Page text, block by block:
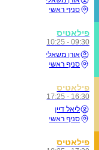
סניף ראשי
פילאטיס
09:30 - 10:25
אורן משאלי
סניף ראשי
פילאטיס
16:30 - 17:25
ליאל דיין
סניף ראשי
פילאטיס